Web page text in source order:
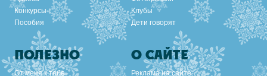
Конкурсы
Пособия
Клубы
Дети говорят
ПОЛЕЗНО
От меня к тебе
О САЙТЕ
Реклама на сайте